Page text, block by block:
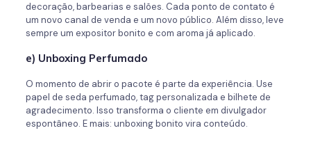
decoração, barbearias e salões. Cada ponto de contato é
um novo canal de venda e um novo público. Além disso, leve
sempre um expositor bonito e com aroma já aplicado.
e) Unboxing Perfumado
O momento de abrir o pacote é parte da experiência. Use
papel de seda perfumado, tag personalizada e bilhete de
agradecimento. Isso transforma o cliente em divulgador
espontâneo. E mais: unboxing bonito vira conteúdo.